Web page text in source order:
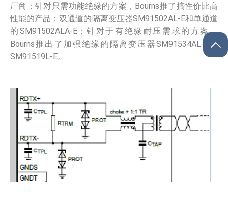
厂商；针对只需功能绝缘的方案，Bourns推了搞性价比高
性能的产品：双通道的隔离变压器SM91502AL-E和单通道
的SM91502ALA-E；针对于有绝缘耐压需求的方案，
Bourns推出了加强绝缘的隔离变压器SM91534AL-E和
SM91519L-E。